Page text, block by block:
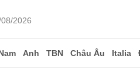
2026
Anh TBN Châu Âu Italia